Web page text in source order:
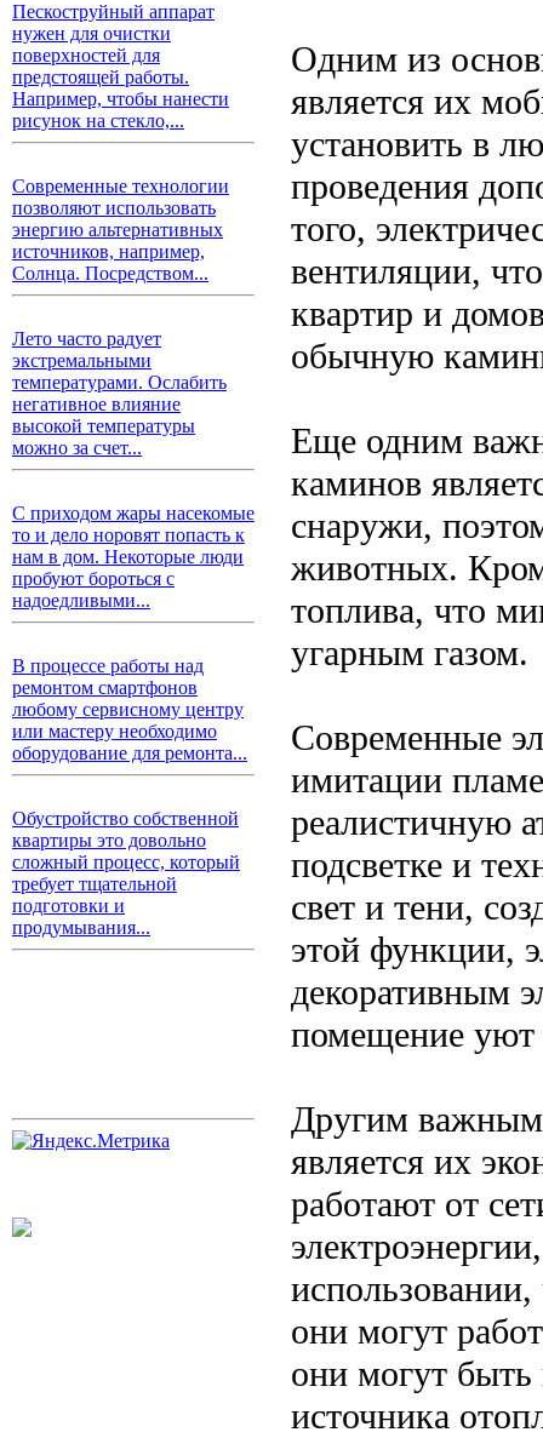
Пескоструйный аппарат
нужен для очистки
поверхностей для
предстоящей работы.
Например, чтобы нанести
рисунок на стекло,...
Современные технологии
позволяют использовать
энергию альтернативных
источников, например,
Солнца. Посредством...
Лето часто радует
экстремальными
температурами. Ослабить
негативное влияние
высокой температуры
можно за счет...
С приходом жары насекомые
то и дело норовят попасть к
нам в дом. Некоторые люди
пробуют бороться с
надоедливыми...
В процессе работы над
ремонтом смартфонов
любому сервисному центру
или мастеру необходимо
оборудование для ремонта...
Обустройство собственной
квартиры это довольно
сложный процесс, который
требует тщательной
подготовки и
продумывания...
Одним из
является их
установить в
проведения
того,
вентиляции,
квартир и
обычную
Еще одним
каминов
снаружи,
животных.
топлива, что
угарным газом.
Современные
имитации
реалистичную
подсветке и
свет и тени,
этой функции,
декоративным
помещение уют
Другим важным
является их
работают от
они могут
они могут быть
источника